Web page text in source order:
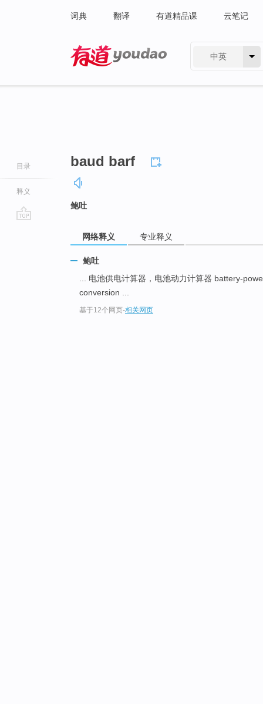
词典 翻译 有道精品课 云笔记
中英
目录
释义
baud barf
鲍吐
网络释义 专业释义
鲍吐
... 电池供电计算器，电池动力计算器 battery-
conversion ...
基于12个网页-相关网页